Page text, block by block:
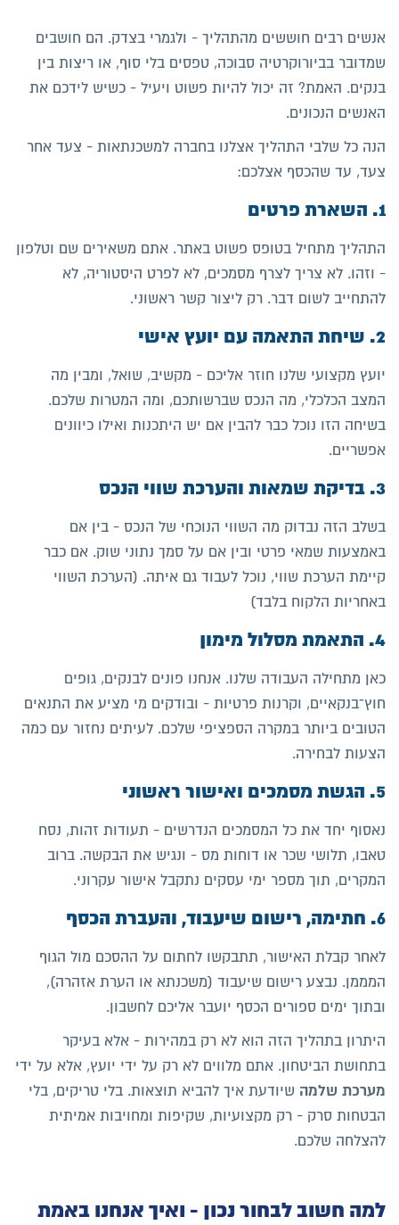
אנשים רבים חוששים מהתהליך - ולגמרי בצדק. הם חושבים
שמדובר בביורוקרטיה סבוכה, טפסים בלי סוף, או ריצות בין
בנקים. האמת? זה יכול להיות פשוט ויעיל - כשיש לידכם את
האנשים הנכונים.
הנה כל שלבי התהליך אצלנו בחברה למשכנתאות - צעד אחר
צעד, עד שהכסף אצלכם:
1. השארת פרטים
התהליך מתחיל בטופס פשוט באתר. אתם משאירים שם וטלפון
- וזהו. לא צריך לצרף מסמכים, לא לפרט היסטוריה, לא
להתחייב לשום דבר. רק ליצור קשר ראשוני.
2. שיחת התאמה עם יועץ אישי
יועץ מקצועי שלנו חוזר אליכם - מקשיב, שואל, ומבין מה
המצב הכלכלי, מה הנכס שברשותכם, ומה המטרות שלכם.
בשיחה הזו נוכל כבר להבין אם יש היתכנות ואילו כיוונים
אפשריים.
3. בדיקת שמאות והערכת שווי הנכס
בשלב הזה נבדוק מה השווי הנוכחי של הנכס - בין אם
באמצעות שמאי פרטי ובין אם על סמך נתוני שוק. אם כבר
קיימת הערכת שווי, נוכל לעבוד גם איתה. (הערכת השווי
באחריות הלקוח בלבד)
4. התאמת מסלול מימון
כאן מתחילה העבודה שלנו. אנחנו פונים לבנקים, גופים
חוץ־בנקאיים, וקרנות פרטיות - ובודקים מי מציע את התנאים
הטובים ביותר במקרה הספציפי שלכם. לעיתים נחזור עם כמה
הצעות לבחירה.
5. הגשת מסמכים ואישור ראשוני
נאסוף יחד את כל המסמכים הנדרשים - תעודות זהות, נסח
טאבו, תלושי שכר או דוחות מס - ונגיש את הבקשה. ברוב
המקרים, תוך מספר ימי עסקים נתקבל אישור עקרוני.
6. חתימה, רישום שיעבוד, והעברת הכסף
לאחר קבלת האישור, תתבקשו לחתום על ההסכם מול הגוף
המממן. נבצע רישום שיעבוד (משכנתא או הערת אזהרה),
ובתוך ימים ספורים הכסף יועבר אליכם לחשבון.
היתרון בתהליך הזה הוא לא רק במהירות - אלא בעיקר
בתחושת הביטחון. אתם מלווים לא רק על ידי יועץ, אלא על ידי
מערכת שלמה שיודעת איך להביא תוצאות. בלי טריקים, בלי
הבטחות סרק - רק מקצועיות, שקיפות ומחויבות אמיתית
להצלחה שלכם.
למה חשוב לבחור נכון - ואיך אנחנו באמת